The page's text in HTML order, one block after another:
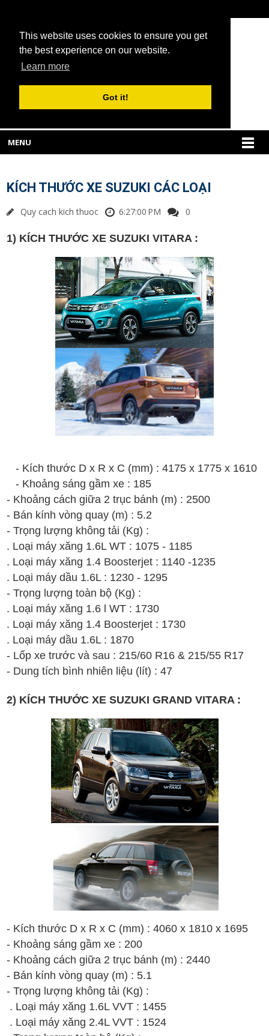
This website uses cookies to ensure you get
the best experience on our website.
Learn more
Got it!
MENU
KÍCH THƯỚC XE SUZUKI CÁC LOẠI
Quy cach kich thuoc 6:27:00 PM 0
1) KÍCH THƯỚC XE SUZUKI VITARA :
- Kích thước D x R x C (mm) : 4175 x 1775 x 1610
- Khoảng sáng gầm xe : 185
- Khoảng cách giữa 2 trục bánh (m) : 2500
- Bán kính vòng quay (m) : 5.2
- Trọng lượng không tải (Kg) :
. Loại máy xăng 1.6L WT : 1075 - 1185
. Loại máy xăng 1.4 Boosterjet : 1140 -1235
. Loại máy dầu 1.6L : 1230 - 1295
- Trọng lượng toàn bộ (Kg) :
. Loại máy xăng 1.6 l WT : 1730
. Loại máy xăng 1.4 Boosterjet : 1730
. Loại máy dầu 1.6L : 1870
- Lốp xe trước và sau : 215/60 R16 & 215/55 R17
- Dung tích bình nhiên liệu (lít) : 47
2) KÍCH THƯỚC XE SUZUKI GRAND VITARA :
- Kích thước D x R x C (mm) : 4060 x 1810 x 1695
- Khoảng sáng gầm xe : 200
- Khoảng cách giữa 2 trục bánh (m) : 2440
- Bán kính vòng quay (m) : 5.1
- Trọng lượng không tải (Kg) :
. Loại máy xăng 1.6L VVT : 1455
. Loại máy xăng 2.4L VVT : 1524